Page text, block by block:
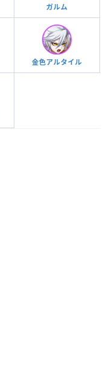
ガルム
金色アルタイル